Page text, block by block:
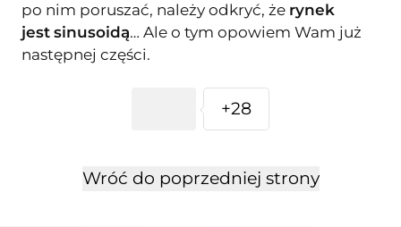
po nim poruszać, należy odkryć, że rynek
jest sinusoidą… Ale o tym opowiem Wam już
następnej części.
+28
Wróć do poprzedniej strony